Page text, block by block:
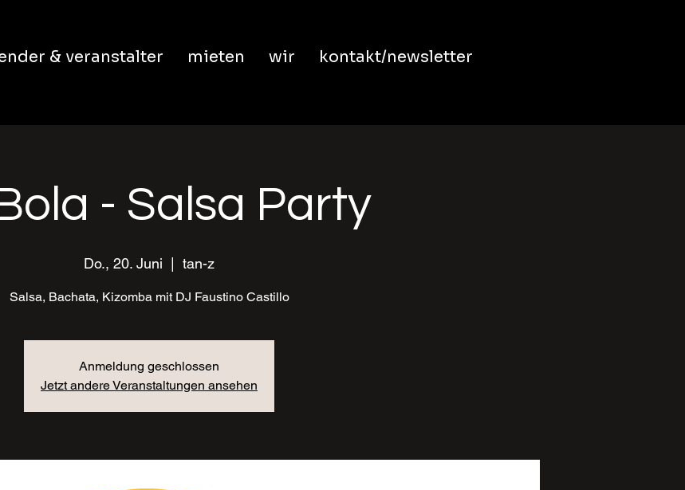
& veranstalter mieten wir kontakt/newsletter
- Salsa Party
Do., 20. Juni tan-z
Salsa, Bachata, Kizomba mit DJ Faustino Castillo
Anmeldung geschlossen
Jetzt andere Veranstaltungen ansehen